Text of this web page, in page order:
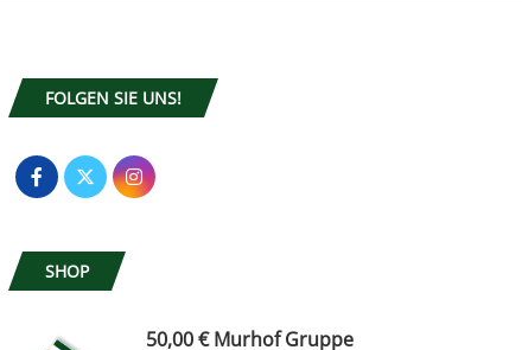
FOLGEN SIE UNS!
SHOP
50,00 € Murhof Gruppe